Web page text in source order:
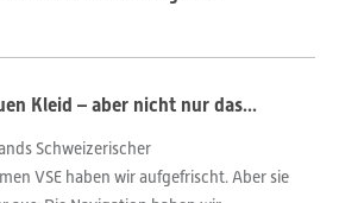
Kleid – aber nicht nur das...
Schweizerischer
VSE haben wir aufgefrischt. Aber sie